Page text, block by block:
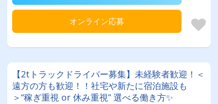
オンライン応募
【2tトラックドライバー募集】未経験者歓迎！＜
遠方の方も歓迎！！社宅や新たに宿泊施設も
＞“稼ぎ重視 or 休み重視” 選べる働き方✨